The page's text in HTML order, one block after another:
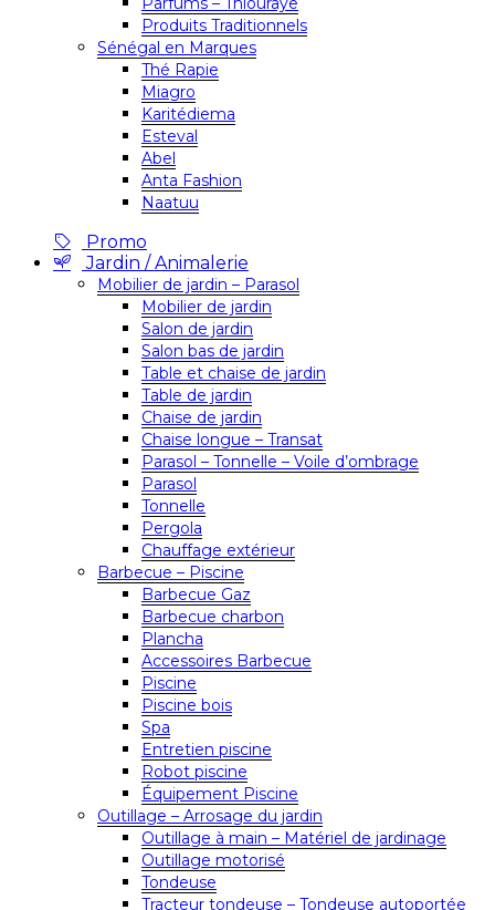
Produits Traditionnels
Sénégal en Marques
Thé Rapie
Miagro
Karitédiema
Esteval
Abel
Anta Fashion
Naatuu
Promo
Jardin / Animalerie
Mobilier de jardin – Parasol
Mobilier de jardin
Salon de jardin
Salon bas de jardin
Table et chaise de jardin
Table de jardin
Chaise de jardin
Chaise longue – Transat
Parasol – Tonnelle – Voile d’ombrage
Parasol
Tonnelle
Pergola
Chauffage extérieur
Barbecue – Piscine
Barbecue Gaz
Barbecue charbon
Plancha
Accessoires Barbecue
Piscine
Piscine bois
Spa
Entretien piscine
Robot piscine
Équipement Piscine
Outillage – Arrosage du jardin
Outillage à main – Matériel de jardinage
Outillage motorisé
Tondeuse
Tracteur tondeuse – Tondeuse autoportée